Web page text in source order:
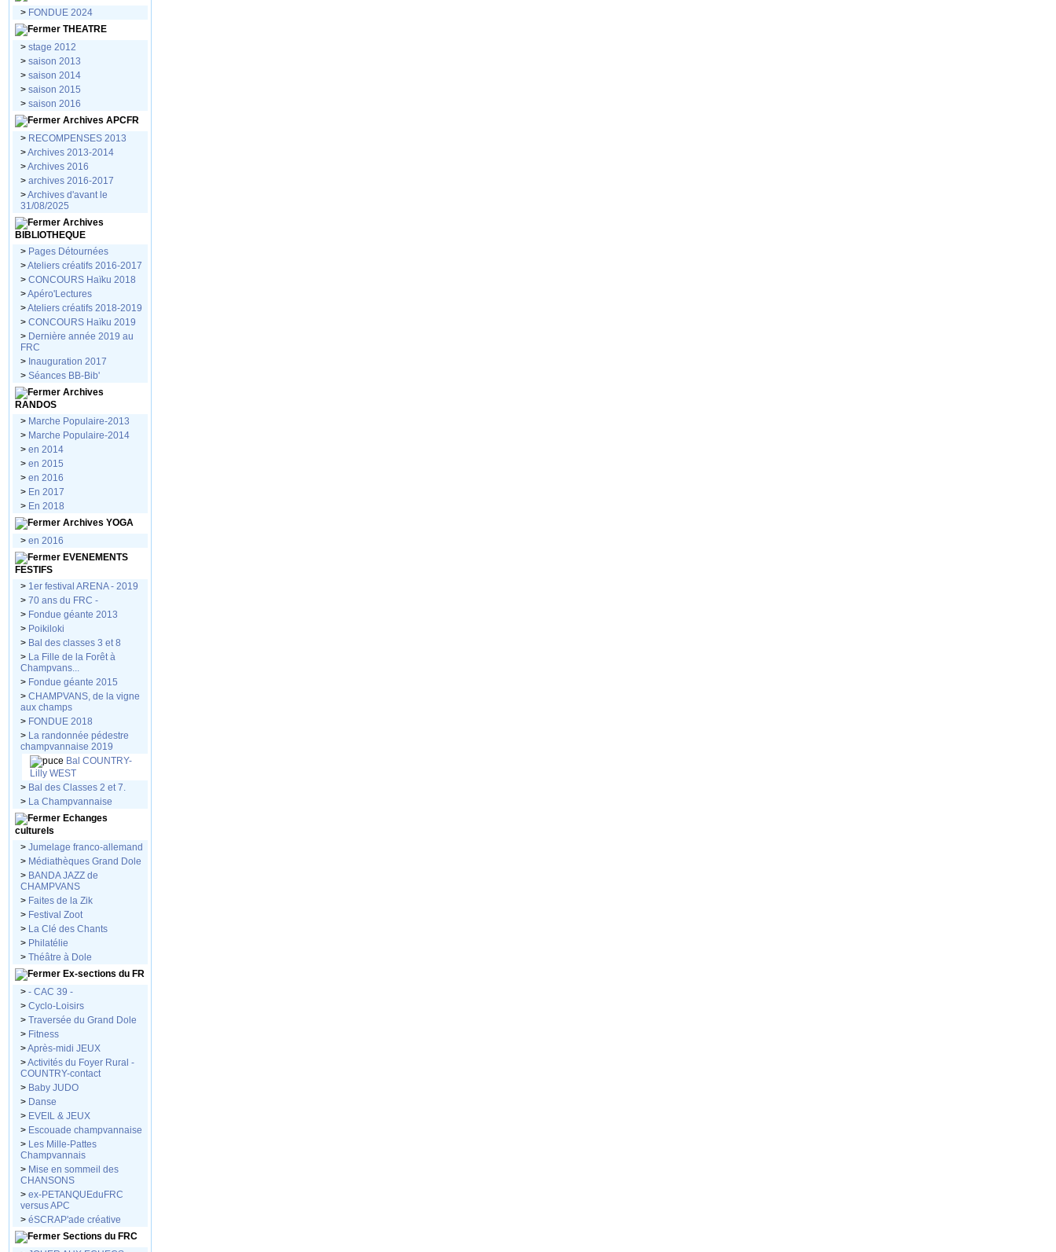
> FONDUE 2024
THEATRE
> stage 2012
> saison 2013
> saison 2014
> saison 2015
> saison 2016
Archives APCFR
> RECOMPENSES 2013
>Archives 2013-2014
>Archives 2016
> archives 2016-2017
>Archives d'avant le
31/08/2025
Archives
BIBLIOTHEQUE
> Pages Détournées
>Ateliers créatifs 2016-2017
> CONCOURS Haïku 2018
>Apéro'Lectures
>Ateliers créatifs 2018-2019
> CONCOURS Haïku 2019
> Dernière année 2019 au
FRC
> Inauguration 2017
> Séances BB-Bib'
Archives
RANDOS
> Marche Populaire-2013
> Marche Populaire-2014
> en 2014
> en 2015
> en 2016
> En 2017
> En 2018
Archives YOGA
> en 2016
EVENEMENTS
FESTIFS
> 1er festival ARENA - 2019
> 70 ans du FRC -
> Fondue géante 2013
> Poikiloki
> Bal des classes 3 et 8
> La Fille de la Forêt à
Champvans...
> Fondue géante 2015
> CHAMPVANS, de la vigne
aux champs
> FONDUE 2018
> La randonnée pédestre
champvannaise 2019
Bal COUNTRY-
Lilly WEST
> Bal des Classes 2 et 7.
> La Champvannaise
Echanges
culturels
> Jumelage franco-allemand
> Médiathèques Grand Dole
> BANDA JAZZ de
CHAMPVANS
> Faites de la Zik
> Festival Zoot
> La Clé des Chants
> Philatélie
> Théâtre à Dole
Ex-sections du FR
> - CAC 39 -
> Cyclo-Loisirs
> Traversée du Grand Dole
> Fitness
>Après-midi JEUX
>Activités du Foyer Rural -
COUNTRY-contact
> Baby JUDO
> Danse
> EVEIL & JEUX
> Escouade champvannaise
> Les Mille-Pattes
Champvannais
> Mise en sommeil des
CHANSONS
> ex-PETANQUEduFRC
versus APC
> éSCRAP'ade créative
Sections du FRC